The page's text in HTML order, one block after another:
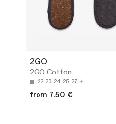
2GO
2GO Cotton
22 23 24 25 27
from 7.50 €